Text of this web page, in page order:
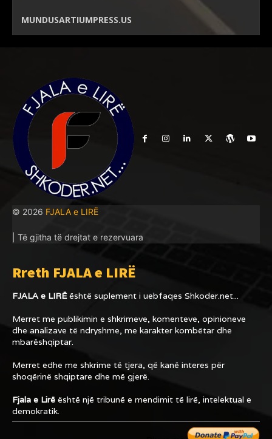
MUNDUSARTIUMPRESS.US
© 2026 FJALA e LIRË
| Të gjitha të drejtat e rezervuara
Rreth FJALA e LIRË
FJALA e LIRËështë suplement i uebfaqes Shkoder.net...
Merret me publikimin e shkrimeve, komenteve, opinioneve
dhe analizave të ndryshme, me karakter kombëtar dhe
mbarëshqiptar.
Merret edhe me shkrime të tjera, që kanë interes për
shoqërinë shqiptare dhe më gjerë.
Fjala e Lirë është një tribunë e mendimit të lirë, intelektual e
demokratik.